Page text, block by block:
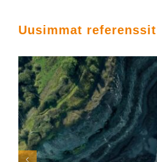
Uusimmat referenssit